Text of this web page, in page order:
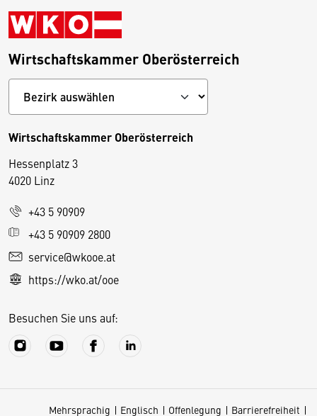
Wirtschaftskammer Oberösterreich
Wirtschaftskammer Oberösterreich
Hessenplatz 3
4020 Linz
+43 5 90909
+43 5 90909 2800
service@wkooe.at
https://wko.at/ooe
Besuchen Sie uns auf:
Mehrsprachig Englisch Offenlegung Barrierefreiheit
D
e
s
S
e